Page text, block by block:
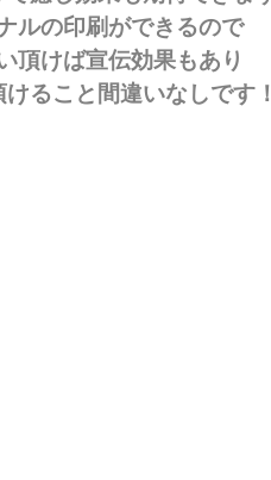
ルの印刷ができるので
頂けば宣伝効果もあり
ること間違いなしです！